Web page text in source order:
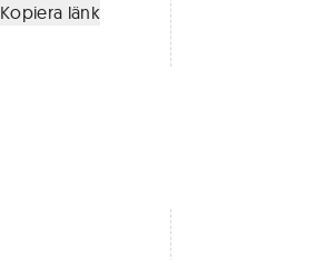
Kopiera länk